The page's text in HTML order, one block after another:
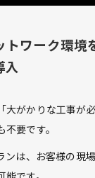
トワーク環境
入
大がかりな工事が
要です。
ンは、お客様の現